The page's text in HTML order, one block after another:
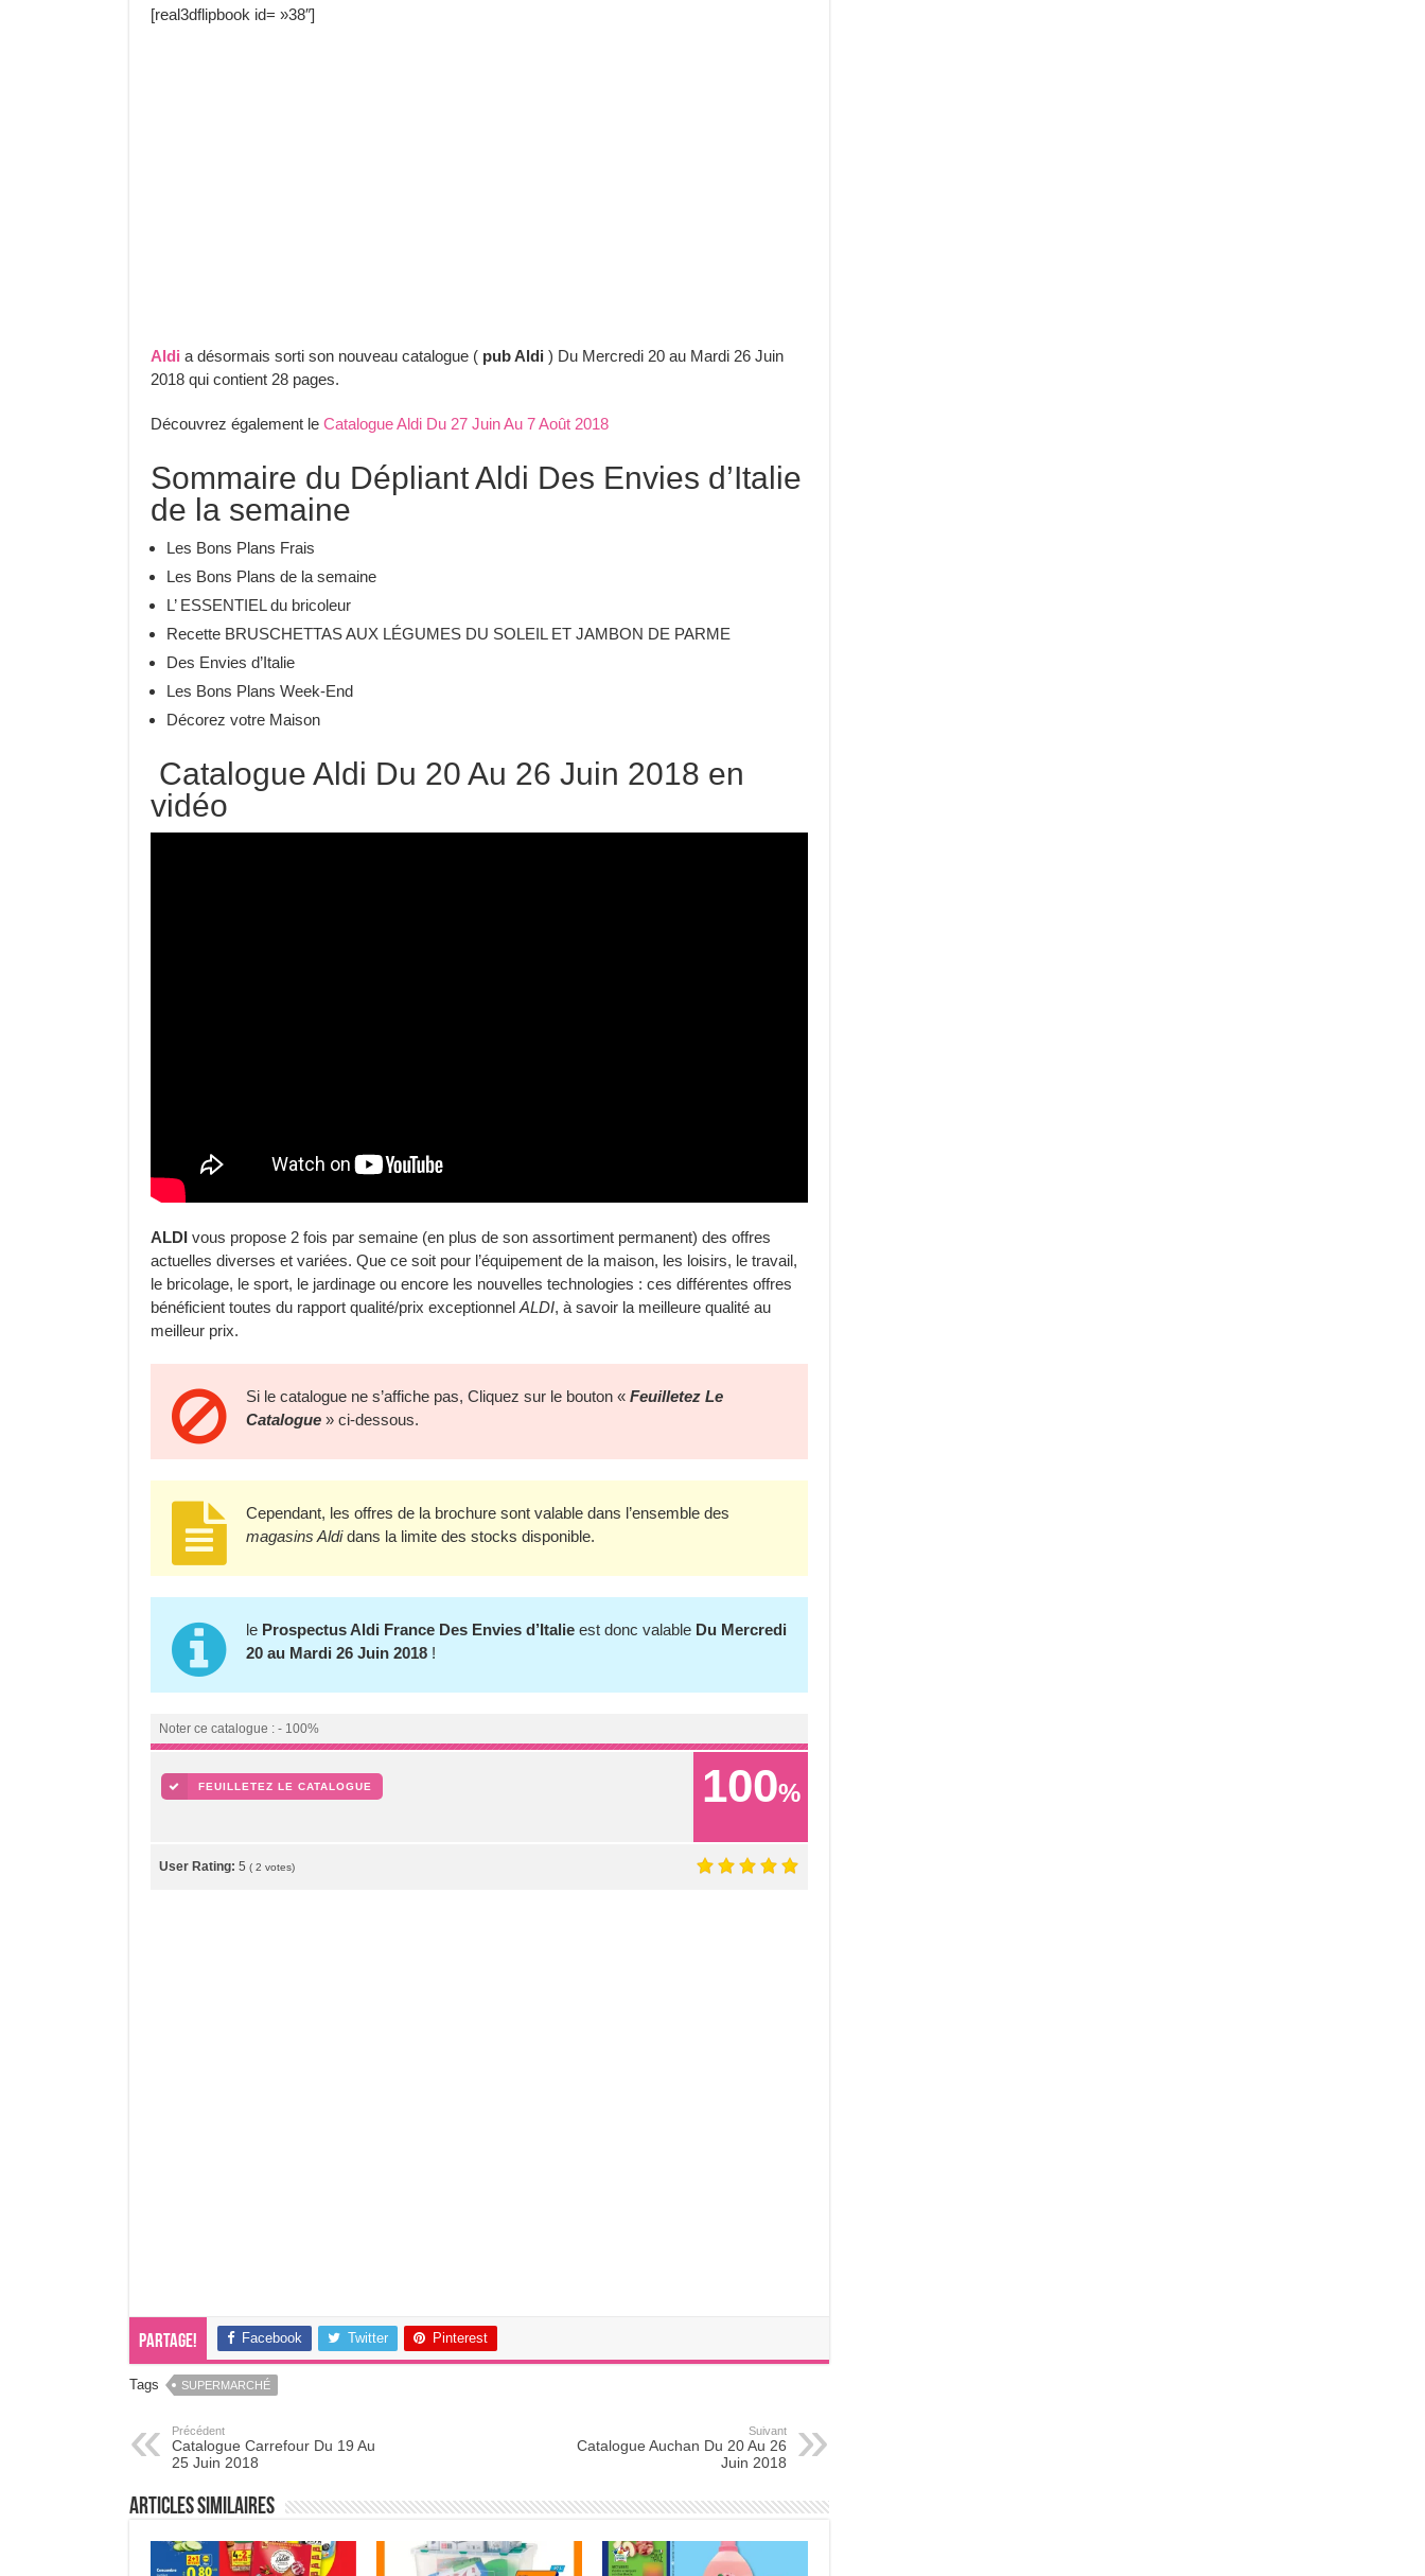
[real3dflipbook id= »38″]
Aldi a désormais sorti son nouveau catalogue ( pub Aldi ) Du Mercredi 20 au Mardi 26 Juin
2018 qui contient 28 pages.
Découvrez également le Catalogue Aldi Du 27 Juin Au 7 Août 2018
Sommaire du Dépliant Aldi Des Envies d’Italie
de la semaine
Les Bons Plans Frais
Les Bons Plans de la semaine
L’ ESSENTIEL du bricoleur
Recette BRUSCHETTAS AUX LÉGUMES DU SOLEIL ET JAMBON DE PARME
Des Envies d’Italie
Les Bons Plans Week-End
Décorez votre Maison
Catalogue Aldi Du 20 Au 26 Juin 2018 en
vidéo
ALDI vous propose 2 fois par semaine (en plus de son assortiment permanent) des offres
actuelles diverses et variées. Que ce soit pour l’équipement de la maison, les loisirs, le travail,
le bricolage, le sport, le jardinage ou encore les nouvelles technologies : ces différentes offres
bénéficient toutes du rapport qualité/prix exceptionnel ALDI, à savoir la meilleure qualité au
meilleur prix.
Si le catalogue ne s’affiche pas, Cliquez sur le bouton « Feuilletez Le
Catalogue » ci-dessous.
Cependant, les offres de la brochure sont valable dans l’ensemble des
magasins Aldidans la limite des stocks disponible.
le Prospectus Aldi France Des Envies d’Italie est donc valable Du Mercredi
20 au Mardi 26 Juin 2018 !
Noter ce catalogue : - 100%
100%
FEUILLETEZ LE CATALOGUE
User Rating: 5 ( 2 votes)
Partage! Facebook Twitter Pinterest
Tags SUPERMARCHÉ
Précédent
Catalogue Carrefour Du 19 Au
25 Juin 2018
Suivant
Catalogue Auchan Du 20 Au 26
Juin 2018
Articles Similaires